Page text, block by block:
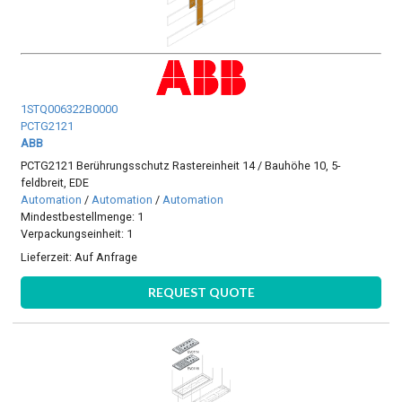
1STQ006322B0000
PCTG2121
ABB
PCTG2121 Berührungsschutz Rastereinheit 14 / Bauhöhe 10, 5-
feldbreit, EDE
Automation /Automation /Automation
Mindestbestellmenge: 1
Verpackungseinheit: 1
Lieferzeit: Auf Anfrage
REQUEST QUOTE